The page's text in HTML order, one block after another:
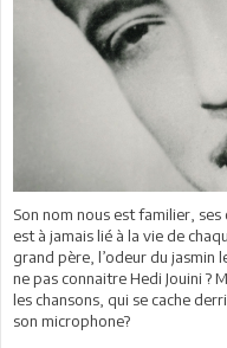
Son nom nous est familier,
est à jamais lié à la vie de
grand père, l’odeur du jasmin
ne pas connaitre Hedi Jouini ?
les chansons, qui se cache
son microphone?